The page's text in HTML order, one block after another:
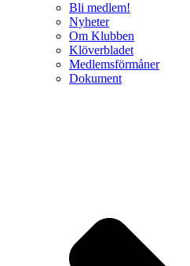
Bli medlem!
Nyheter
Om Klubben
Klöverbladet
Medlemsförmåner
Dokument